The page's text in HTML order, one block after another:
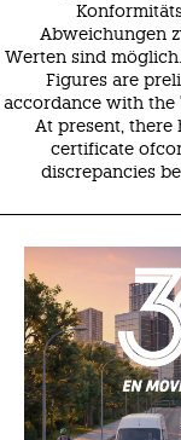
Abweichungen
Werten sind
Figures are
accordance with the
At present, there
certificate
discrepancies